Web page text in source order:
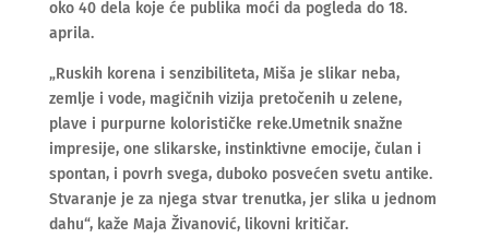
oko 40 dela koje će publika moći da pogleda do 18.
aprila.
„Ruskih korena i senzibiliteta, Miša je slikar neba,
zemlje i vode, magičnih vizija pretočenih u zelene,
plave i purpurne kolorističke reke.Umetnik snažne
impresije, one slikarske, instinktivne emocije, čulan i
spontan, i povrh svega, duboko posvećen svetu antike.
Stvaranje je za njega stvar trenutka, jer slika u jednom
dahu“, kaže Maja Živanović, likovni kritičar.